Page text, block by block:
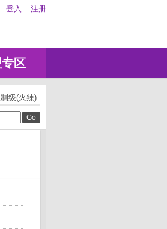
登入 注册
区
级(火辣)